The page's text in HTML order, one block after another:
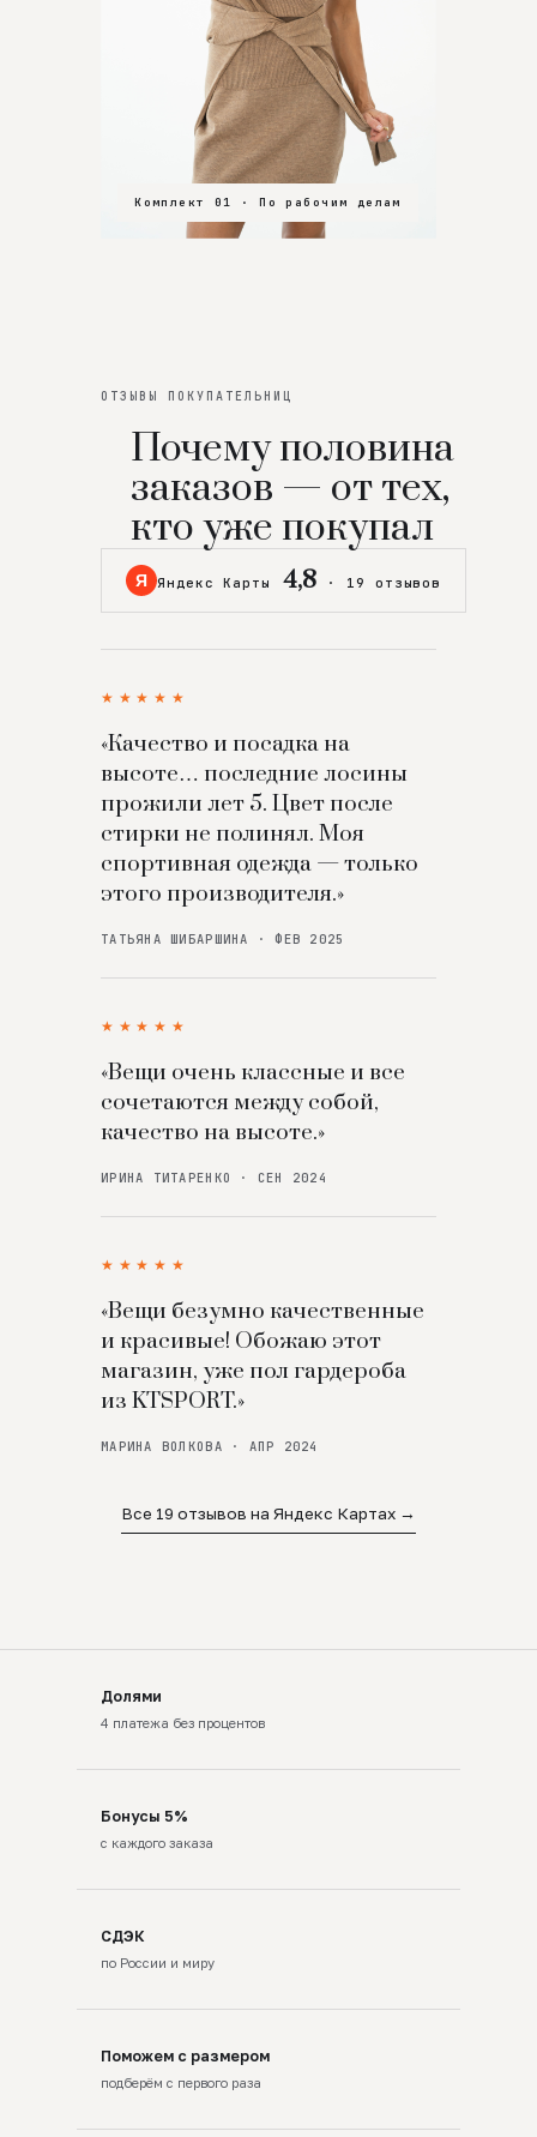
Комплект 01 · По рабочим делам
Комплект 02 · В зал
Комплект 03 · На особенный вечер
ОТЗЫВЫ ПОКУПАТЕЛЬНИЦ
Почему половина
заказов — от тех,
кто уже покупал
Я Яндекс Карты 4,8 · 19 отзывов
★★★★★
«Качество и посадка на
высоте… последние лосины
прожили лет 5. Цвет после
стирки не полинял. Моя
спортивная одежда — только
этого производителя.»
ТАТЬЯНА ШИБАРШИНА · ФЕВ 2025
★★★★★
«Вещи очень классные и все
сочетаются между собой,
качество на высоте.»
ИРИНА ТИТАРЕНКО · СЕН 2024
★★★★★
«Вещи безумно качественные
и красивые! Обожаю этот
магазин, уже пол гардероба
из KTSPORT.»
МАРИНА ВОЛКОВА · АПР 2024
Все 19 отзывов на Яндекс Картах →
Долями
4 платежа без процентов
Бонусы 5%
с каждого заказа
СДЭК
по России и миру
Поможем с размером
подберём с первого раза